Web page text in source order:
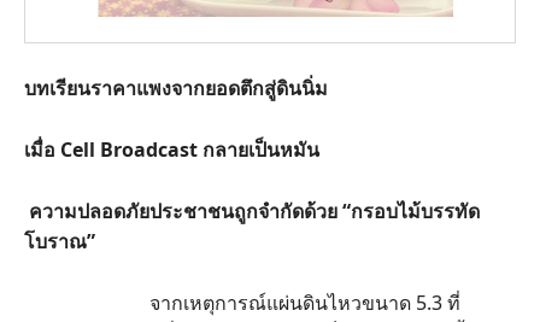
บทเรียนราคาแพงจากยอดตึกสู่ดินนิ่ม
เมื่อ Cell Broadcast กลายเป็นหมัน
ความปลอดภัยประชาชนถูกจำกัดด้วย “กรอบไม้บรรทัด
โบราณ”
จากเหตุการณ์แผ่นดินไหวขนาด 5.3 ที่